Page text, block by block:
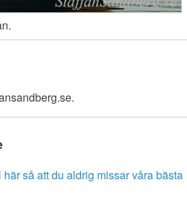
så att du aldrig missar våra bästa